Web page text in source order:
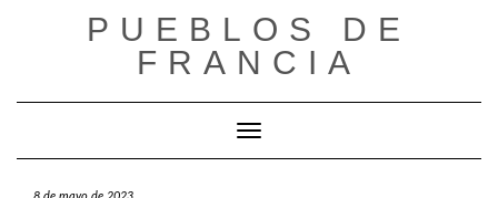
PUEBLOS DE
FRANCIA
Cambiar modo de navegación